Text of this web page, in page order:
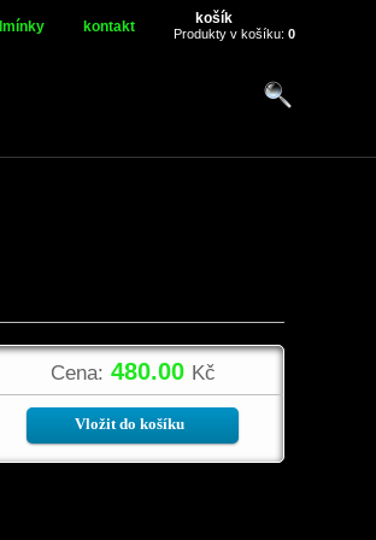
kontakt košík
Produkty v košíku: 0
Cena: 480.00 Kč